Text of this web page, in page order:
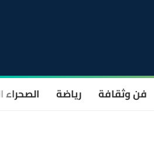
فن وثقافة رياضة الصحراء